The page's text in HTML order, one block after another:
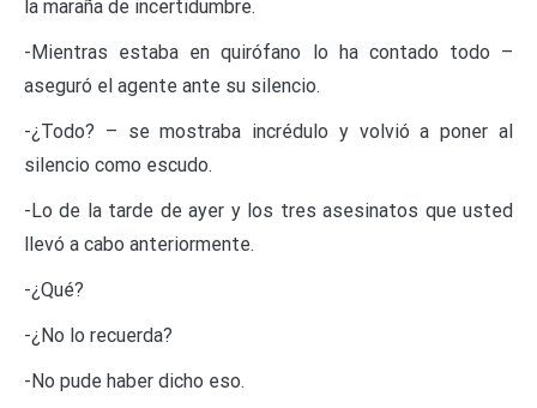
la maraña de incertidumbre.
-Mientras estaba en quirófano lo ha contado todo –
aseguró el agente ante su silencio.
-¿Todo? – se mostraba incrédulo y volvió a poner al
silencio como escudo.
-Lo de la tarde de ayer y los tres asesinatos que usted
llevó a cabo anteriormente.
-¿Qué?
-¿No lo recuerda?
-No pude haber dicho eso.